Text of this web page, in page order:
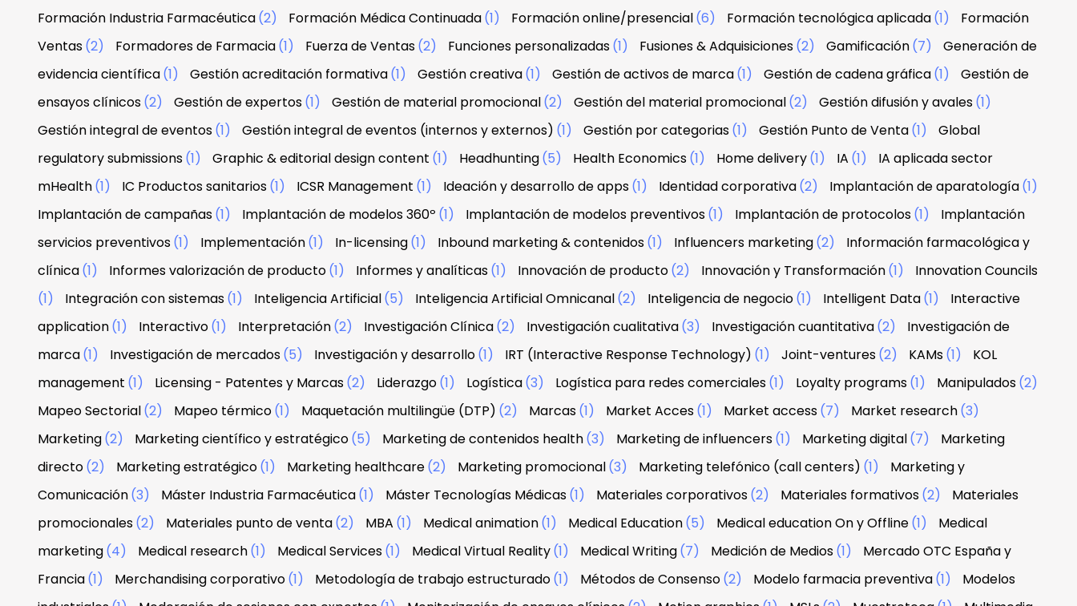
Formación Industria Farmacéutica(2) Formación Médica Continuada(1) Formación online/presencial(6) Formación tecnológica aplicada(1)
Formación
Ventas(2) Formadores de Farmacia(1) Fuerza de Ventas(2) Funciones personalizadas(1) Fusiones & Adquisiciones(2) Gamificación(7)
Generación de
evidencia científica(1) Gestión acreditación formativa(1) Gestión creativa(1) Gestión de activos de marca(1) Gestión de cadena gráfica(1)
Gestión de
ensayos clínicos(2) Gestión de expertos(1) Gestión de material promocional(2) Gestión del material promocional(2) Gestión difusión y avales(1)
Gestión integral de eventos(1) Gestión integral de eventos (internos y externos) (1) Gestión por categorias(1) Gestión Punto de Venta(1)
Global
regulatory submissions(1) Graphic & editorial design content (1) Headhunting(5) Health Economics(1) Home delivery(1) IA (1)
IA aplicada sector
mHealth(1) IC Productos sanitarios(1) ICSR Management (1) Ideación y desarrollo de apps(1) Identidad corporativa(2) Implantación de aparatología(1)
Implantación de campañas(1) Implantación de modelos 360º (1) Implantación de modelos preventivos(1) Implantación de protocolos(1)
Implantación
servicios preventivos(1) Implementación(1) In-licensing(1) Inbound marketing & contenidos(1) Influencers marketing(2)
Información farmacológica y
clínica(1) Informes valorización de producto(1) Informes y analíticas(1) Innovación de producto(2) Innovación y Transformación(1)
Innovation Councils
(1)
Integración con sistemas(1) Inteligencia Artificial(5) Inteligencia Artificial Omnicanal(2) Inteligencia de negocio(1) Intelligent Data(1)
Interactive
application(1) Interactivo(1) Interpretación(2) Investigación Clínica(2) Investigación cualitativa(3) Investigación cuantitativa(2)
Investigación de
marca(1) Investigación de mercados(5) Investigación y desarrollo(1) IRT (Interactive Response Technology) (1) Joint-ventures(2) KAMs(1)
KOL
management (1) Licensing - Patentes y Marcas(2) Liderazgo(1) Logística(3) Logística para redes comerciales(1) Loyalty programs(1) Manipulados(2)
Mapeo Sectorial(2) Mapeo térmico(1) Maquetación multilingüe (DTP) (2) Marcas(1) Market Acces(1) Market access(7) Market research(3)
Marketing(2) Marketing científico y estratégico(5) Marketing de contenidos health(3) Marketing de influencers(1) Marketing digital(7)
Marketing
directo(2) Marketing estratégico(1) Marketing healthcare(2) Marketing promocional(3) Marketing telefónico (call centers) (1)
Marketing y
Comunicación(3) Máster Industria Farmacéutica(1) Máster Tecnologías Médicas(1) Materiales corporativos(2) Materiales formativos(2)
Materiales
promocionales(2) Materiales punto de venta(2) MBA (1) Medical animation(1) Medical Education(5) Medical education On y Offline(1)
Medical
marketing(4) Medical research(1) Medical Services(1) Medical Virtual Reality(1) Medical Writing(7) Medición de Medios(1)
Mercado OTC España y
Francia(1) Merchandising corporativo(1) Metodología de trabajo estructurado(1) Métodos de Consenso(2) Modelo farmacia preventiva(1)
Modelos